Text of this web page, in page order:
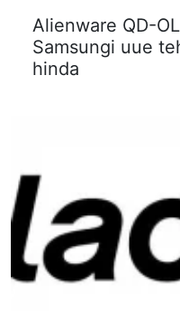
Alienware QD-
Samsungi uue
hinda